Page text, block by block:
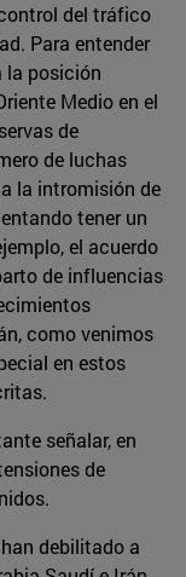
del tráfico
Para entender
la posición
Medio en el
de
de luchas
la intromisión de
tener un
el acuerdo
de influencias
como venimos
en estos
señalar, en
de
debilitado a